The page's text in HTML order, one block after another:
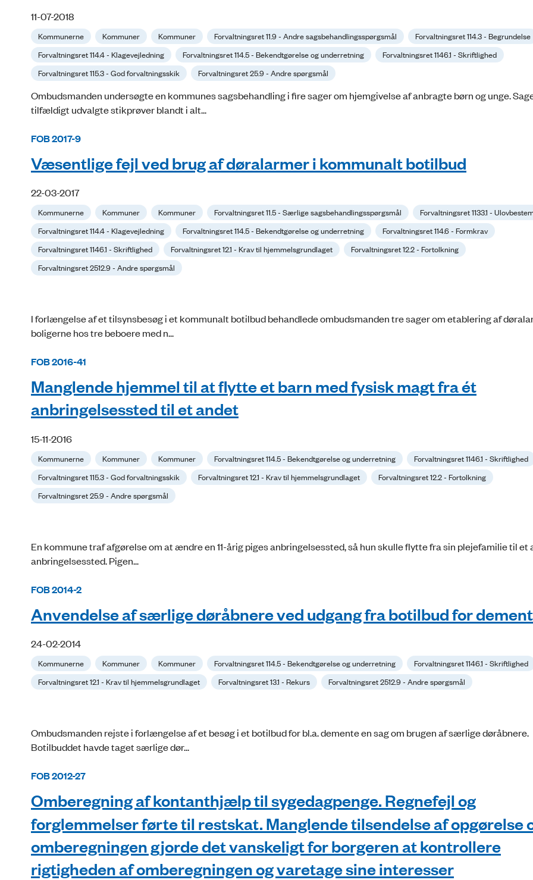
11-07-2018
Kommunerne Kommuner Kommuner Forvaltningsret 11.9 - Andre sagsbehandlingsspørgsmål
Forvaltningsret 114.3 - Begrundelse
Forvaltningsret 114.4 - Klagevejledning
Forvaltningsret 114.5 - Bekendtgørelse og underretning
Forvaltningsret 1146.1 - Skriftlighed
Forvaltningsret 115.3 - God forvaltningsskik
Forvaltningsret 25.9 - Andre spørgsmål
Ombudsmanden undersøgte en kommunes sagsbehandling i fire sager om hjemgivelse af anbragte børn og unge.
tilfældigt udvalgte stikprøver blandt i alt...
FOB 2017-9
Væsentlige fejl ved brug af døralarmer i kommunalt botilbud
22-03-2017
Kommunerne Kommuner Kommuner Forvaltningsret 11.5 - Særlige sagsbehandlingsspørgsmål
Forvaltningsret 1133.1 -
Forvaltningsret 114.4 - Klagevejledning
Forvaltningsret 114.5 - Bekendtgørelse og underretning
Forvaltningsret 114.6 - Formkrav
Forvaltningsret 1146.1 - Skriftlighed
Forvaltningsret 12.1 - Krav til hjemmelsgrundlaget
Forvaltningsret 12.2 - Fortolkning
Forvaltningsret 2512.9 - Andre spørgsmål
I forlængelse af et tilsynsbesøg i et kommunalt botilbud behandlede ombudsmanden tre sager om etablering af
boligerne hos tre beboere med n...
FOB 2016-41
Manglende hjemmel til at flytte et barn med fysisk magt fra ét
anbringelsessted til et andet
15-11-2016
Kommunerne Kommuner Kommuner Forvaltningsret 114.5 - Bekendtgørelse og underretning
Forvaltningsret 1146.1 - Skriftlighed
Forvaltningsret 115.3 - God forvaltningsskik
Forvaltningsret 12.1 - Krav til hjemmelsgrundlaget
Forvaltningsret 12.2 - Fortolkning
Forvaltningsret 25.9 - Andre spørgsmål
En kommune traf afgørelse om at ændre en 11-årig piges anbringelsessted, så hun skulle flytte fra sin plejefamilie til et
anbringelsessted. Pigen...
FOB 2014-2
Anvendelse af særlige døråbnere ved udgang fra botilbud for
24-02-2014
Kommunerne Kommuner Kommuner Forvaltningsret 114.5 - Bekendtgørelse og underretning
Forvaltningsret 1146.1 - Skriftlighed
Forvaltningsret 12.1 - Krav til hjemmelsgrundlaget
Forvaltningsret 13.1 - Rekurs Forvaltningsret 2512.9 - Andre spørgsmål
Ombudsmanden rejste i forlængelse af et besøg i et botilbud for bl.a. demente en sag om brugen af særlige døråbnere.
Botilbuddet havde taget særlige dør...
FOB 2012-27
Omberegning af kontanthjælp til sygedagpenge. Regnefejl og
forglemmelser førte til restskat. Manglende tilsendelse af opgørelse
omberegningen gjorde det vanskeligt for borgeren at kontrollere
rigtigheden af omberegningen og varetage sine interesser